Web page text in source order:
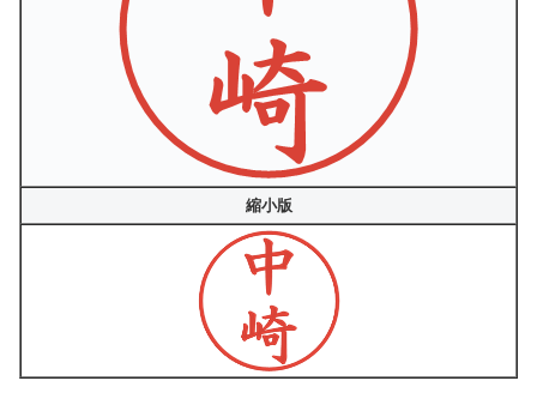
縮小版